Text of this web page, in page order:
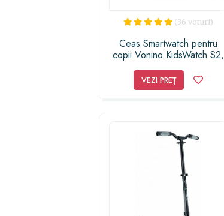
(36 voturi)
Ceas Smartwatch pentru
copii Vonino KidsWatch S2,
GPS, Roz
VEZI PREȚ